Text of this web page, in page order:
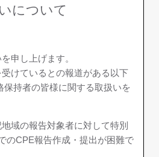
について
申し上げます。
けているとの報道がある以下
持者の皆様に関する取扱いを
域の報告対象者に対して特別
のCPE報告作成・提出が困難で